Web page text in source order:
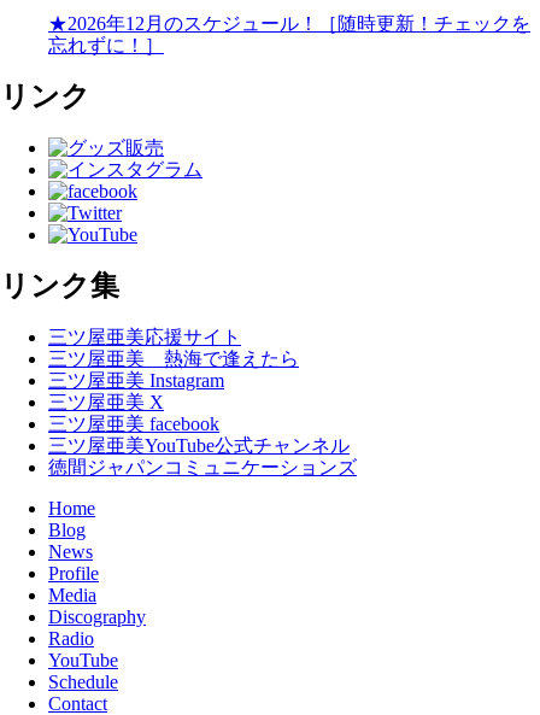
★2026年12月のスケジュール！［随時更新！チェックを
忘れずに！］
リンク
リンク集
三ツ屋亜美応援サイト
三ツ屋亜美 熱海で逢えたら
三ツ屋亜美 Instagram
三ツ屋亜美 X
三ツ屋亜美 facebook
三ツ屋亜美YouTube公式チャンネル
徳間ジャパンコミュニケーションズ
Home
Blog
News
Profile
Media
Discography
Radio
YouTube
Schedule
Contact